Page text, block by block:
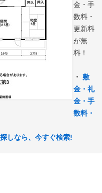
金・手
数料・
更新料
が無
料！
・ 敷
金・礼
金・手
数料・
しなら、今すぐ検索!